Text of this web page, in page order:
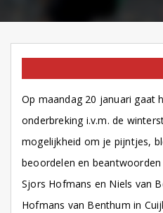
Op maandag 20 januari gaat
onderbreking i.v.m. de
mogelijkheid om je pijntjes,
beoordelen en
Sjors Hofmans en Niels van
Hofmans van Benthum in